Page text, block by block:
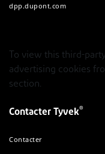
dpp.dupont.com
To view this third-
advertising cookies
section.
Contacter Tyvek®
Contacter